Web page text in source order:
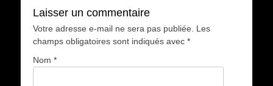
Laisser un commentaire
Votre adresse e-mail ne sera pas publiée.
Les
champs obligatoires sont indiqués avec *
Nom *